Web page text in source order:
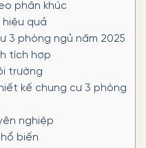
phân khúc
quả
3 phòng ngủ năm 2025
tích hợp
trường
kế chung cư 3 phòng
nghiệp
biến